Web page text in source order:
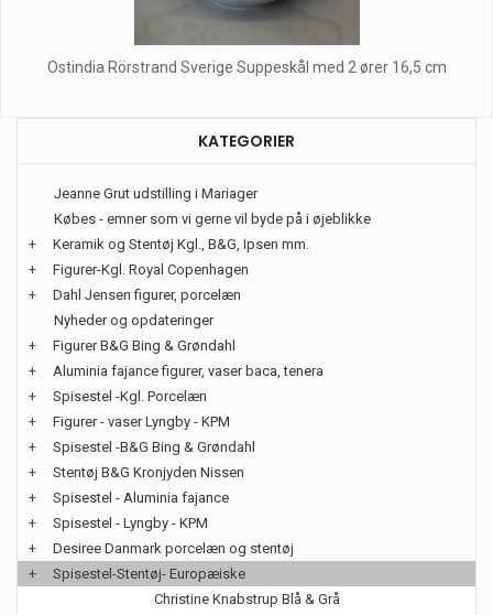
Ostindia Rörstrand Sverige Suppeskål med 2 ører 16,5 cm
KATEGORIER
Jeanne Grut udstilling i Mariager
Købes - emner som vi gerne vil byde på i øjeblikke
+
Keramik og Stentøj Kgl., B&G, Ipsen mm.
+
Figurer-Kgl. Royal Copenhagen
+
Dahl Jensen figurer, porcelæn
Nyheder og opdateringer
+
Figurer B&G Bing & Grøndahl
+
Aluminia fajance figurer, vaser baca, tenera
+
Spisestel -Kgl. Porcelæn
+
Figurer - vaser Lyngby - KPM
+
Spisestel -B&G Bing & Grøndahl
+
Stentøj B&G Kronjyden Nissen
+
Spisestel - Aluminia fajance
+
Spisestel - Lyngby - KPM
+
Desiree Danmark porcelæn og stentøj
+
Spisestel-Stentøj- Europæiske
Christine Knabstrup Blå & Grå